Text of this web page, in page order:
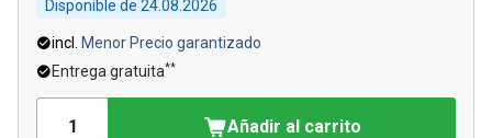
Disponible de 24.08.2026
incl.
Menor Precio garantizado
Entrega gratuita**
Añadir al carrito